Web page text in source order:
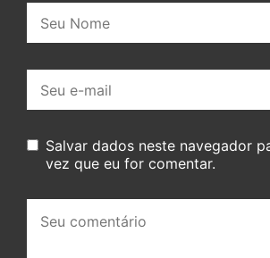
mail:
Salvar dados neste navegador
vez que eu for comentar.
comentário: